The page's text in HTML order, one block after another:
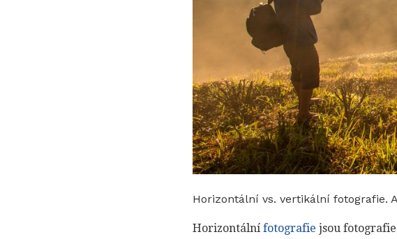
Horizontální vs. vertikální fotografie.
Horizontální fotografie jsou